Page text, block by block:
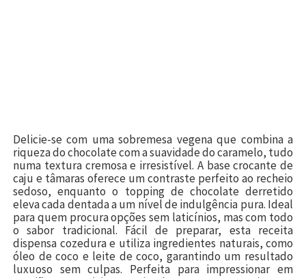
Delicie-se com uma sobremesa vegena que combina a
riqueza do chocolate com a suavidade do caramelo, tudo
numa textura cremosa e irresistível. A base crocante de
caju e tâmaras oferece um contraste perfeito ao recheio
sedoso, enquanto o topping de chocolate derretido
eleva cada dentada a um nível de indulgência pura. Ideal
para quem procura opções sem laticínios, mas com todo
o sabor tradicional. Fácil de preparar, esta receita
dispensa cozedura e utiliza ingredientes naturais, como
óleo de coco e leite de coco, garantindo um resultado
luxuoso sem culpas. Perfeita para impressionar em